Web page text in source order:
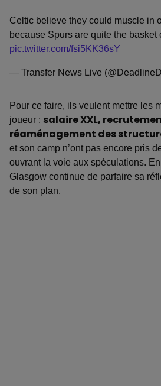
Celtic believe they could muscle in
because Spurs are quite the
pic.twitter.com/fsi5KK36sY
— Transfer News Live
Pour ce faire, ils veulent mettre les
joueur : salaire XXL,
réaménagement des
et son camp n’ont pas encore pris
ouvrant la voie aux spéculations.
Glasgow continue de parfaire sa
de son plan.